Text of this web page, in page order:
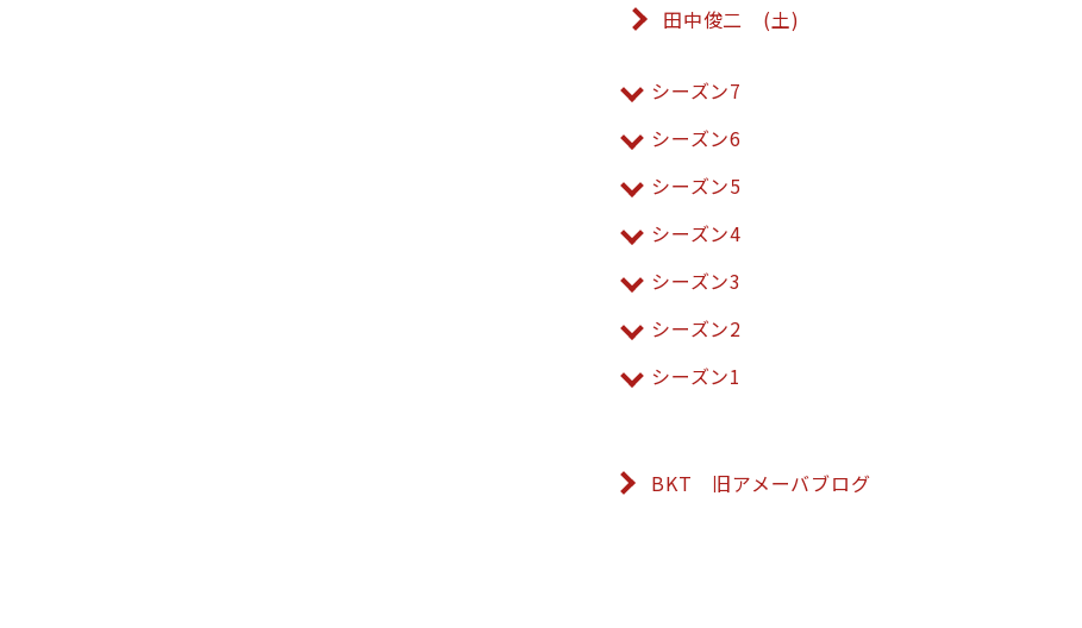
田中俊二 (土)
シーズン7
シーズン6
シーズン5
シーズン4
シーズン3
シーズン2
シーズン1
BKT 旧アメーバブログ